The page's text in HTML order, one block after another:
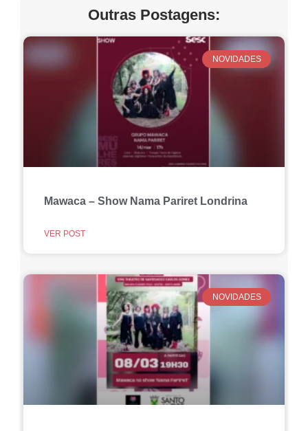
Outras Postagens:
NOVIDADES
Mawaca – Show Nama Pariret Londrina
VER POST
NOVIDADES